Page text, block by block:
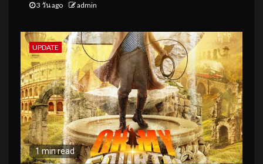
3 วัน ago admin
UPDATE
1 min read